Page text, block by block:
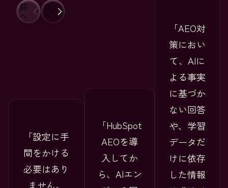
前
へ
次
へ
設定に手
間をかける
必要はあり
ません。
HubSpot
AEOを導
入してか
ら、AIエン
AEO対
策におい
て、AIに
よる事実
に基づか
ない回答
や、学習
データだ
けに依存
した情報